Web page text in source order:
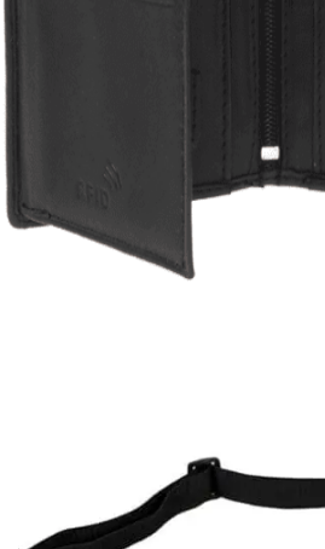
Quick View
Εξαντλημένο
ΑΝΔΡΙΚΑ
Μικρό πορτοφόλι